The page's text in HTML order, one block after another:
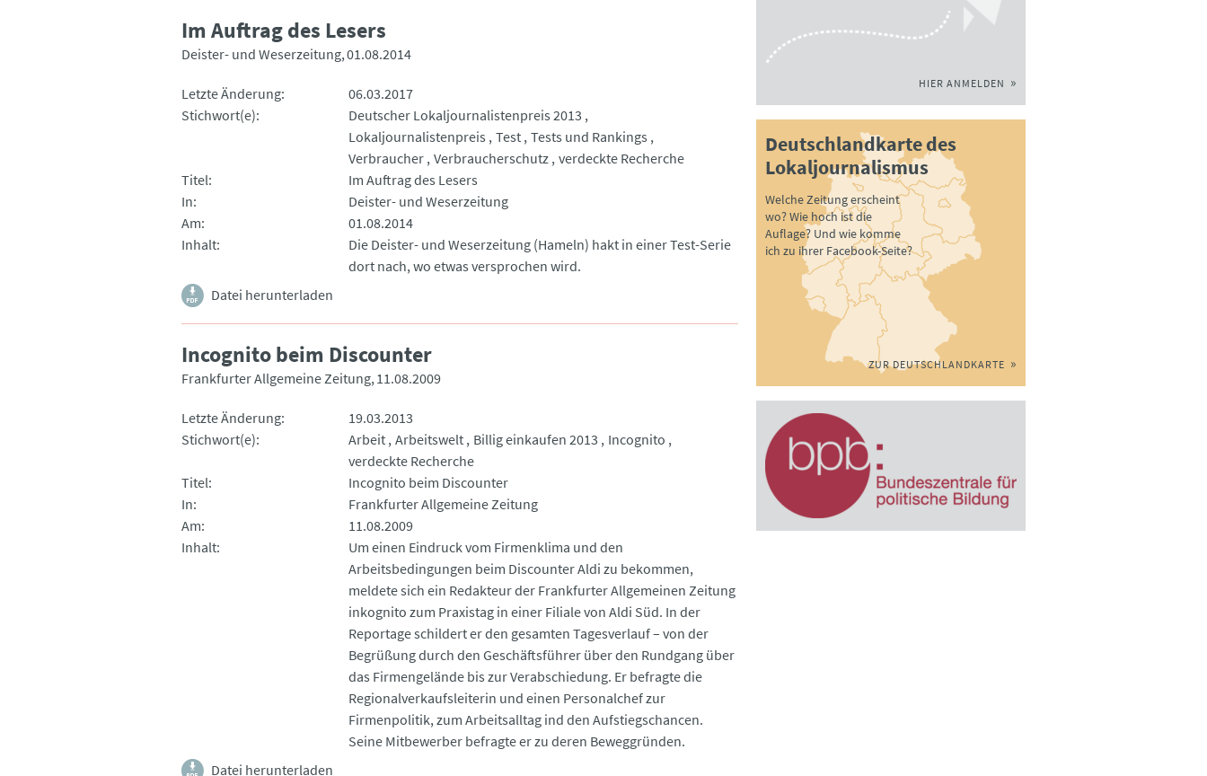
Im Auftrag des Lesers
Deister- und Weserzeitung 01.08.2014
Letzte Änderung
06.03.2017
Stichwort(e)
Deutscher Lokaljournalistenpreis 2013
Lokaljournalistenpreis Test Tests und Rankings
Verbraucher Verbraucherschutz verdeckte Recherche
Titel
Im Auftrag des Lesers
In
Deister- und Weserzeitung
Am
01.08.2014
Inhalt
Die Deister- und Weserzeitung (Hameln) hakt in einer Test-Serie
dort nach, wo etwas versprochen wird.
Datei herunterladen
Incognito beim Discounter
Frankfurter Allgemeine Zeitung 11.08.2009
Letzte Änderung
19.03.2013
Stichwort(e)
Arbeit Arbeitswelt Billig einkaufen 2013
Incognito
verdeckte Recherche
Titel
Incognito beim Discounter
In
Frankfurter Allgemeine Zeitung
Am
11.08.2009
Inhalt
Um einen Eindruck vom Firmenklima und den
Arbeitsbedingungen beim Discounter Aldi zu bekommen,
meldete sich ein Redakteur der Frankfurter Allgemeinen Zeitung
inkognito zum Praxistag in einer Filiale von Aldi Süd. In der
Reportage schildert er den gesamten Tagesverlauf – von der
Begrüßung durch den Geschäftsführer über den Rundgang über
das Firmengelände bis zur Verabschiedung. Er befragte die
Regionalverkaufsleiterin und einen Personalchef zur
Firmenpolitik, zum Arbeitsalltag ind den Aufstiegschancen.
Seine Mitbewerber befragte er zu deren Beweggründen.
Datei herunterladen
HIER ANMELDEN
Deutschlandkarte des
Lokaljournalismus
Welche Zeitung erscheint
wo? Wie hoch ist die
Auflage? Und wie komme
ich zu ihrer Facebook-Seite?
ZUR DEUTSCHLANDKARTE